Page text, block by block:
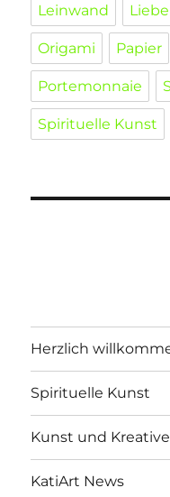
Leinwand Liebe
Origami Papier
Portemonnaie
Spirituelle Kunst
Herzlich
Spirituelle Kunst
Kunst und
KatiArt News